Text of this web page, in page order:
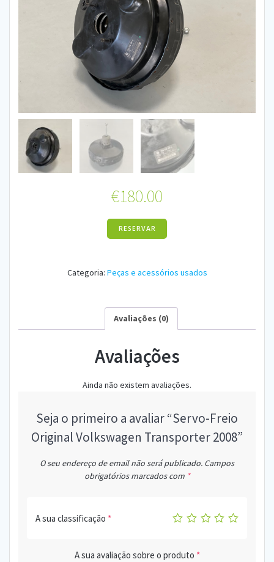
€180.00
RESERVAR
Categoria: Peças e acessórios usados
Avaliações (0)
Avaliações
Ainda não existem avaliações.
Seja o primeiro a avaliar “Servo-Freio
Original Volkswagen Transporter 2008”
O seu endereço de email não será publicado. Campos
obrigatórios marcados com *
A sua classificação *
A sua avaliação sobre o produto *